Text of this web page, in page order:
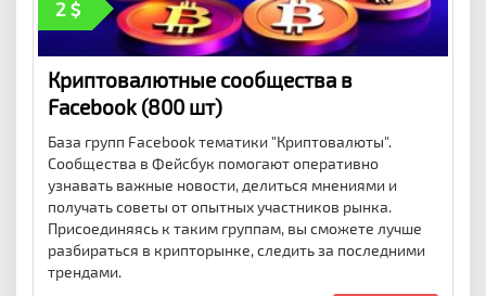
2
Криптовалютные сообщества в
Facebook (800 шт)
База групп Facebook тематики "Криптовалюты".
Сообщества в Фейсбук помогают оперативно
узнавать важные новости, делиться мнениями и
получать советы от опытных участников рынка.
Присоединяясь к таким группам, вы сможете лучше
разбираться в крипторынке, следить за последними
трендами.